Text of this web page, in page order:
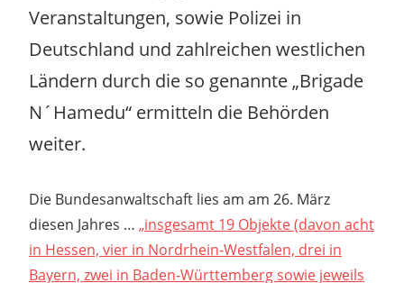
Veranstaltungen, sowie Polizei in
Deutschland und zahlreichen westlichen
Ländern durch die so genannte „Brigade
N´Hamedu“ ermitteln die Behörden
weiter.
Die Bundesanwaltschaft lies am am 26. März
diesen Jahres … „insgesamt 19 Objekte (davon acht
in Hessen, vier in Nordrhein-Westfalen, drei in
Bayern, zwei in Baden-Württemberg sowie jeweils